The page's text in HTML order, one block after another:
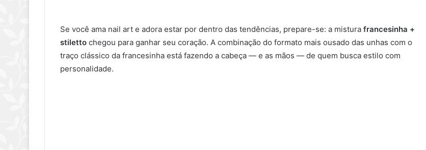
Se você ama nail art e adora estar por dentro das tendências, prepare-se: a mistura francesinha +
stiletto chegou para ganhar seu coração. A combinação do formato mais ousado das unhas com o
traço clássico da francesinha está fazendo a cabeça — e as mãos — de quem busca estilo com
personalidade.